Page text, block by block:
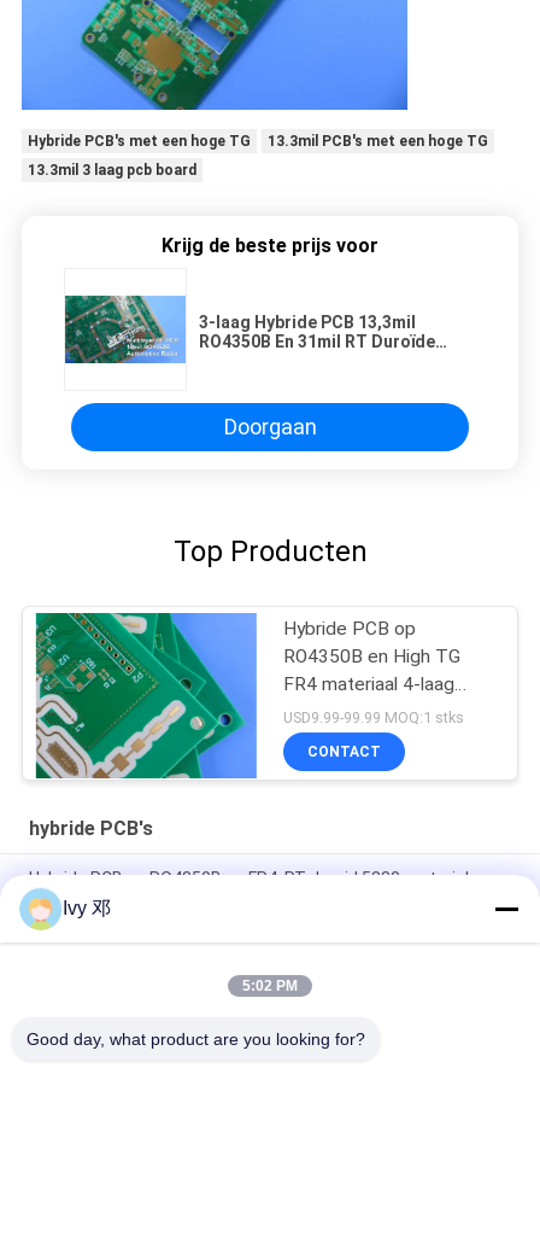
Hybride PCB's met een hoge TG
13.3mil PCB's met een hoge TG
13.3mil 3 laag pcb board
Krijg de beste prijs voor
3-laag Hybride PCB 13,3mil
RO4350B En 31mil RT Duroïde
Doorgaan
Top Producten
Hybride PCB op
RO4350B en High TG
FR4 materiaal 4-laag
Blind Vias
USD9.99-99.99 MOQ:1 stks
CONTACT
hybride PCB's
Hybride PCB op RO4350B en FR4, RT dureid 5880 materialen
Hybride vierlaagse F4BM265 PCB met gecontroleerde
impedantie met blinde vias
4 laag Hybride die PCB op 20mil RO4350B en Fr-4 voor GPS-
Ivy 邓
5:02 PM
Good day, what product are you looking for?